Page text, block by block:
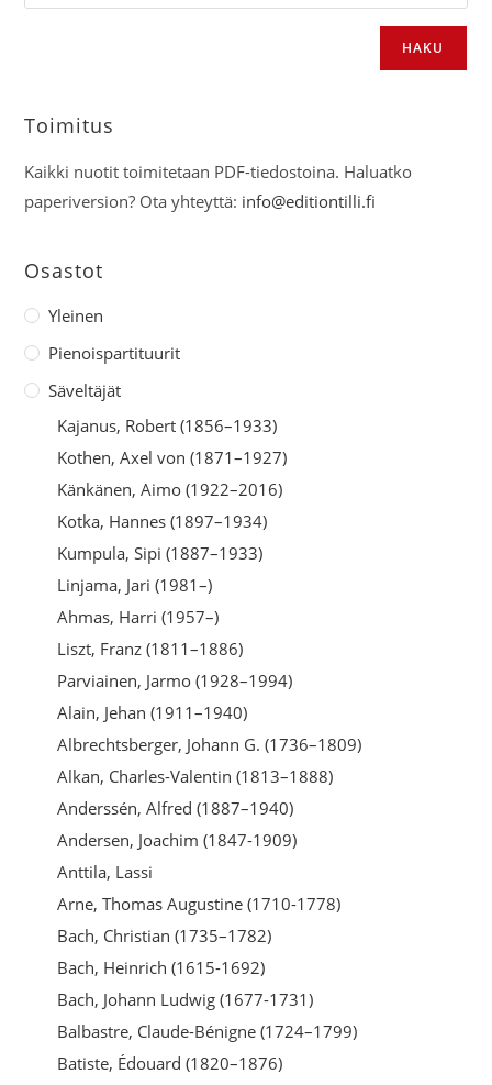
HAKU
Toimitus
Kaikki nuotit toimitetaan PDF-tiedostoina. Haluatko
paperiversion? Ota yhteyttä: info@editiontilli.fi
Osastot
Yleinen
Pienoispartituurit
Säveltäjät
Kajanus, Robert (1856–1933)
Kothen, Axel von (1871–1927)
Känkänen, Aimo (1922–2016)
Kotka, Hannes (1897–1934)
Kumpula, Sipi (1887–1933)
Linjama, Jari (1981–)
Ahmas, Harri (1957–)
Liszt, Franz (1811–1886)
Parviainen, Jarmo (1928–1994)
Alain, Jehan (1911–1940)
Albrechtsberger, Johann G. (1736–1809)
Alkan, Charles-Valentin (1813–1888)
Anderssén, Alfred (1887–1940)
Andersen, Joachim (1847-1909)
Anttila, Lassi
Arne, Thomas Augustine (1710-1778)
Bach, Christian (1735–1782)
Bach, Heinrich (1615-1692)
Bach, Johann Ludwig (1677-1731)
Balbastre, Claude-Bénigne (1724–1799)
Batiste, Édouard (1820–1876)